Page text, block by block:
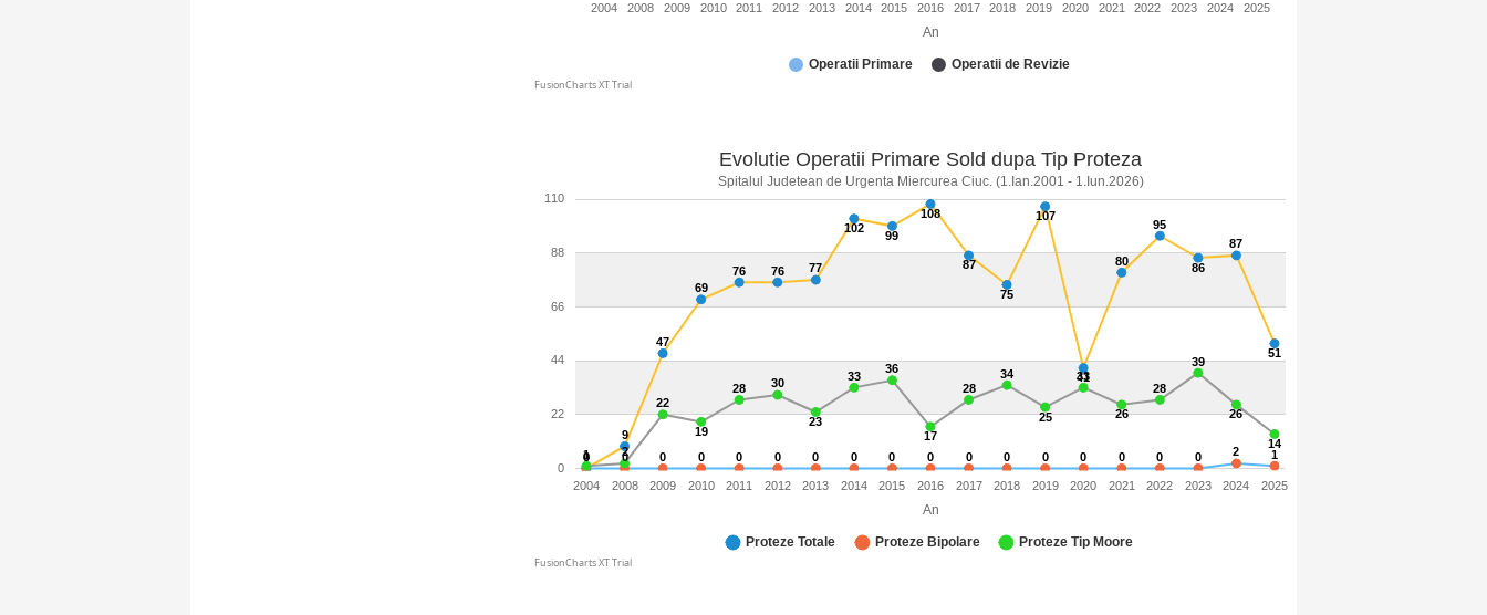
An
2004 2008 2009 2010 2011 2012 2013 2014 2015 2016 2017 2018 2019 2020 2021 2022 2023 2024 2025
Operatii Primare Operatii de Revizie
FusionCharts XT Trial
0
22
44
66
88
110
An
2004 2008 2009 2010 2011 2012 2013 2014 2015 2016 2017 2018 2019 2020 2021 2022 2023 2024 2025
0
9
47
69
76 76 77
102
99
108
87
75
107
41
80
95
86
87
51
0 0 0 0 0 0 0 0 0 0 0 0 0 0 0 0 0 2 1
1 2
22
19
28 30
23
33
36
17
28
34
25
33
26
28
39
26
14
Evolutie Operatii Primare Sold dupa Tip Proteza
Spitalul Judetean de Urgenta Miercurea Ciuc. (1.Ian.2001 - 1.Iun.2026)
Proteze Totale Proteze Bipolare Proteze Tip Moore
FusionCharts XT Trial